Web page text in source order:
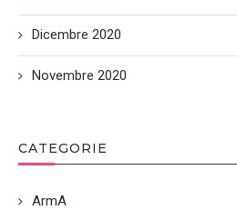
Dicembre 2020
Novembre 2020
CATEGORIE
ArmA